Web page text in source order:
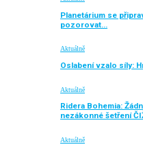
Planetárium se
pozorovat…
Aktuálně
Oslabení vzalo síly:
Aktuálně
Ridera Bohemia:
nezákonné šetření
Aktuálně